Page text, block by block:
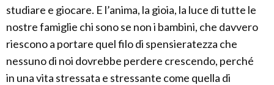
studiare e giocare. E l’anima, la gioia, la luce di tutte le
nostre famiglie chi sono se non i bambini, che davvero
riescono a portare quel filo di spensieratezza che
nessuno di noi dovrebbe perdere crescendo, perché
in una vita stressata e stressante come quella di